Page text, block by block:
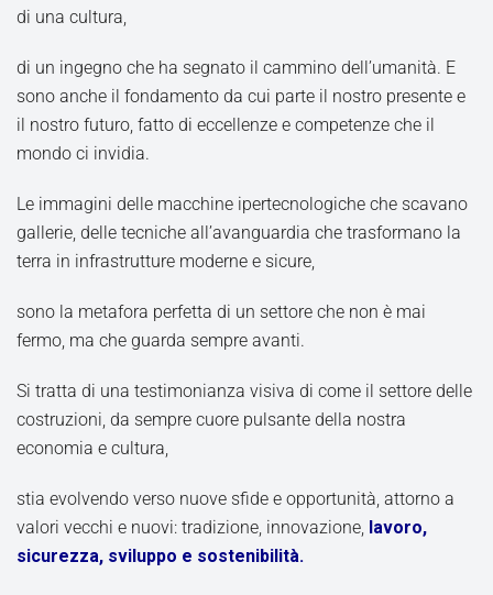
di una cultura,
di un ingegno che ha segnato il cammino dell’umanità. E
sono anche il fondamento da cui parte il nostro presente e
il nostro futuro, fatto di eccellenze e competenze che il
mondo ci invidia.
Le immagini delle macchine ipertecnologiche che scavano
gallerie, delle tecniche all’avanguardia che trasformano la
terra in infrastrutture moderne e sicure,
sono la metafora perfetta di un settore che non è mai
fermo, ma che guarda sempre avanti.
Si tratta di una testimonianza visiva di come il settore delle
costruzioni, da sempre cuore pulsante della nostra
economia e cultura,
stia evolvendo verso nuove sfide e opportunità, attorno a
valori vecchi e nuovi: tradizione, innovazione, lavoro,
sicurezza, sviluppo e sostenibilità.